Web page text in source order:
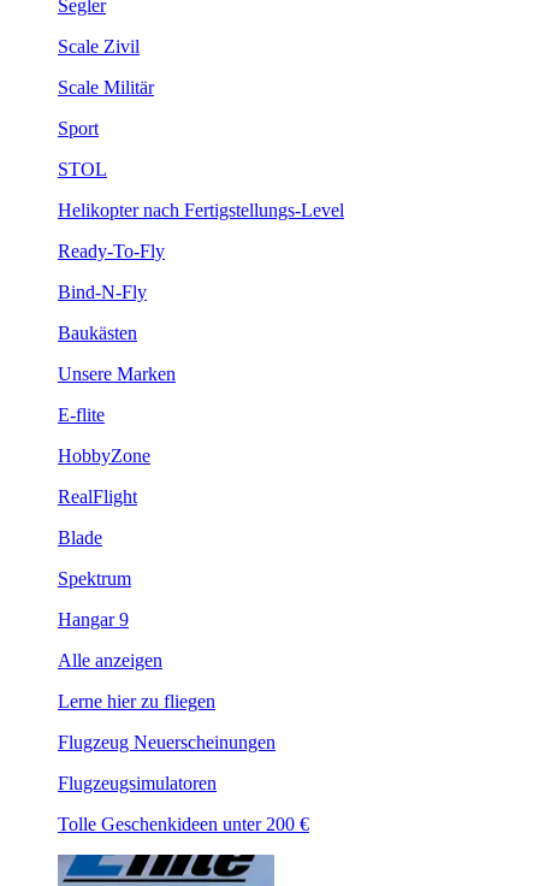
Segler
Scale Zivil
Scale Militär
Sport
STOL
Helikopter nach Fertigstellungs-Level
Ready-To-Fly
Bind-N-Fly
Baukästen
Unsere Marken
E-flite
HobbyZone
RealFlight
Blade
Spektrum
Hangar 9
Alle anzeigen
Lerne hier zu fliegen
Flugzeug Neuerscheinungen
Flugzeugsimulatoren
Tolle Geschenkideen unter 200 €